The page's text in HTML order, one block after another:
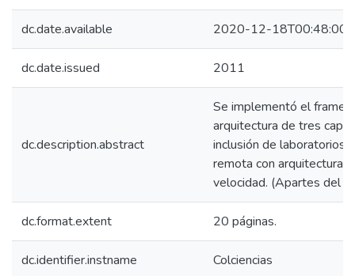
dc.date.available 2020-12-18T00:48:00Z
dc.date.issued 2011
dc.description.abstract
Se implementó el
arquitectura de tres
inclusión de laboratorios
remota con
velocidad. (Apartes del
dc.format.extent 20 páginas.
dc.identifier.instname Colciencias